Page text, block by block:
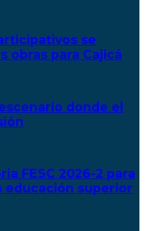
se
obras para Cajicá
donde el
FESC 2026-2 para
educación superior